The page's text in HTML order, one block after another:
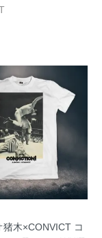
猪木×CONVICT コ